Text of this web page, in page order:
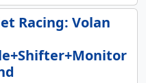
Racing: Volan